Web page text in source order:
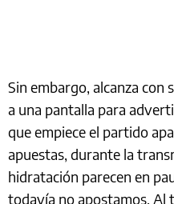
Sin embargo, alcanza
a una pantalla para
que empiece el partido
apuestas, durante la
hidratación parecen en
todavía no apostamos. Al